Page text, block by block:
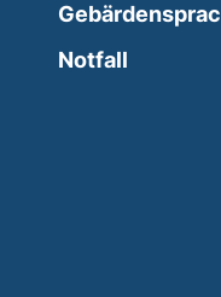
a new window)
Notfall